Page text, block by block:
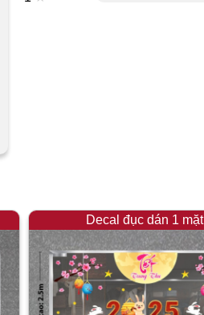
Decal đục dán 1 mặt